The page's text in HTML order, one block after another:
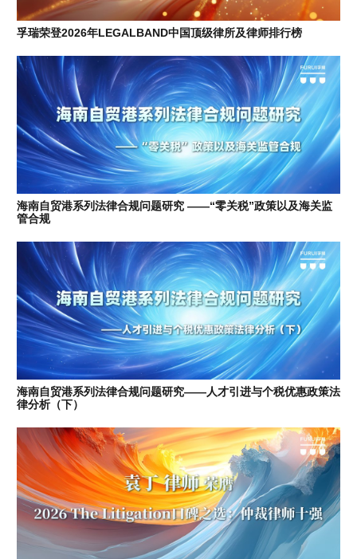
孚瑞荣登2026年LEGALBAND中国顶级律所及律师排行榜
海南自贸港系列法律合规问题研究 ——“零关税”政策以及海关监
管合规
海南自贸港系列法律合规问题研究——人才引进与个税优惠政策法
律分析（下）